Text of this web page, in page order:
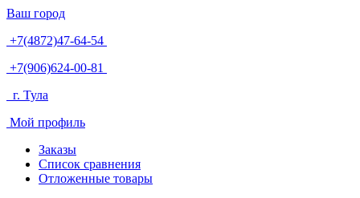
Ваш город
+7(4872)47-64-54
+7(906)624-00-81
г. Тула
Мой профиль
Заказы
Список сравнения
Отложенные товары